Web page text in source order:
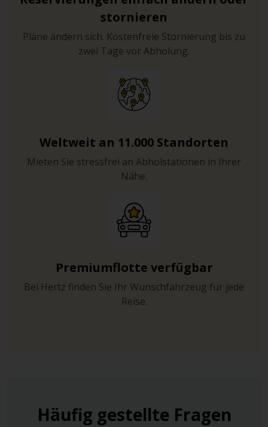
stornieren
Pläne ändern sich. Kostenfreie Stornierung bis zu
zwei Tage vor Abholung.
Weltweit an 11.000 Standorten
Mieten Sie stressfrei an Abholstationen in Ihrer
Nähe.
Premiumflotte verfügbar
Bei Hertz finden Sie Ihr Wunschfahrzeug für jede
Reise.
Häufig gestellte Fragen